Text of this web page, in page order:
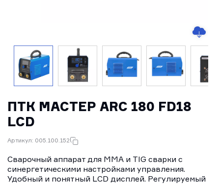
ПТК МАСТЕР ARC 180 FD18
LCD
Артикул: 005.100.152
Сварочный аппарат для MMA и TIG сварки с
синергетическими настройками управления.
Удобный и понятный LCD дисплей. Регулируемый